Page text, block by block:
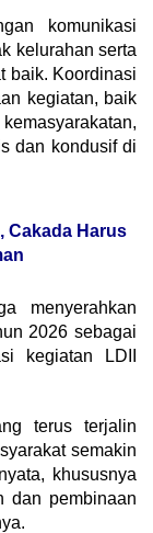
komunikasi
kelurahan serta
baik. Koordinasi
kegiatan, baik
dan kondusif di
Cakada Harus
menyerahkan
2026 sebagai
kegiatan LDII
terus terjalin
semakin
khususnya
dan pembinaan